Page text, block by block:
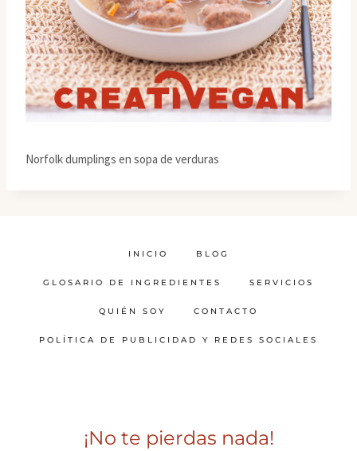
Norfolk dumplings en sopa de verduras
INICIO BLOG
GLOSARIO DE INGREDIENTES SERVICIOS
QUIÉN SOY CONTACTO
POLÍTICA DE PUBLICIDAD Y REDES SOCIALES
¡No te pierdas nada!